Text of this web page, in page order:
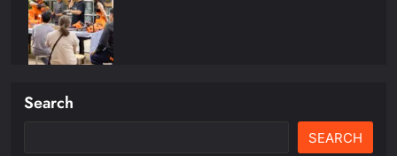
สกุล อินทกุล ถ่ายทอดแรงบันดาลใจ
Search
SEARCH